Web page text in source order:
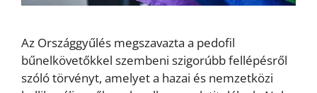
Az Országgyűlés megszavazta a pedofil
bűnelkövetőkkel szembeni szigorúbb fellépésről
szóló törvényt, amelyet a hazai és nemzetközi